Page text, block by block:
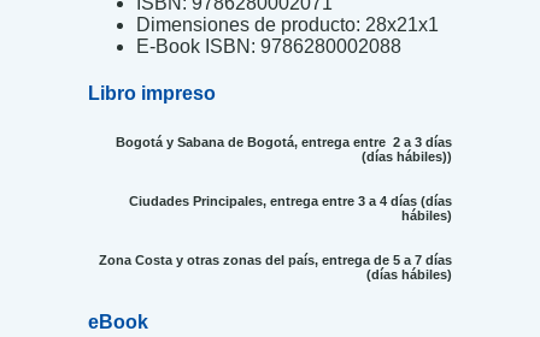
Dimensiones de producto: 28x21x1
E-Book ISBN: 9786280002088
Libro impreso
Bogotá y Sabana de Bogotá, entrega entre 2 a 3 días
(días hábiles))
Ciudades Principales, entrega entre 3 a 4 días (días
hábiles)
Zona Costa y otras zonas del país, entrega de 5 a 7 días
(días hábiles)
eBook